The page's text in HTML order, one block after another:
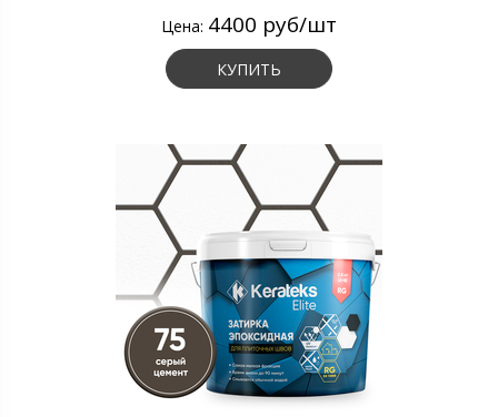
Цена: 4400 руб/шт
КУПИТЬ